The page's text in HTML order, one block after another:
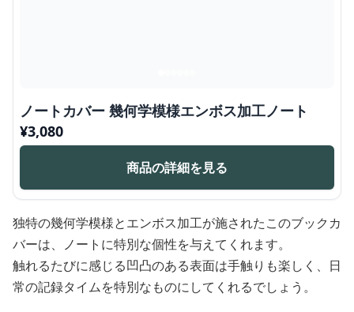
ノートカバー 幾何学模様エンボス加工ノート
¥3,080
商品の詳細を見る
独特の幾何学模様とエンボス加工が施されたこのブックカ
バーは、ノートに特別な個性を与えてくれます。
触れるたびに感じる凹凸のある表面は手触りも楽しく、日
常の記録タイムを特別なものにしてくれるでしょう。